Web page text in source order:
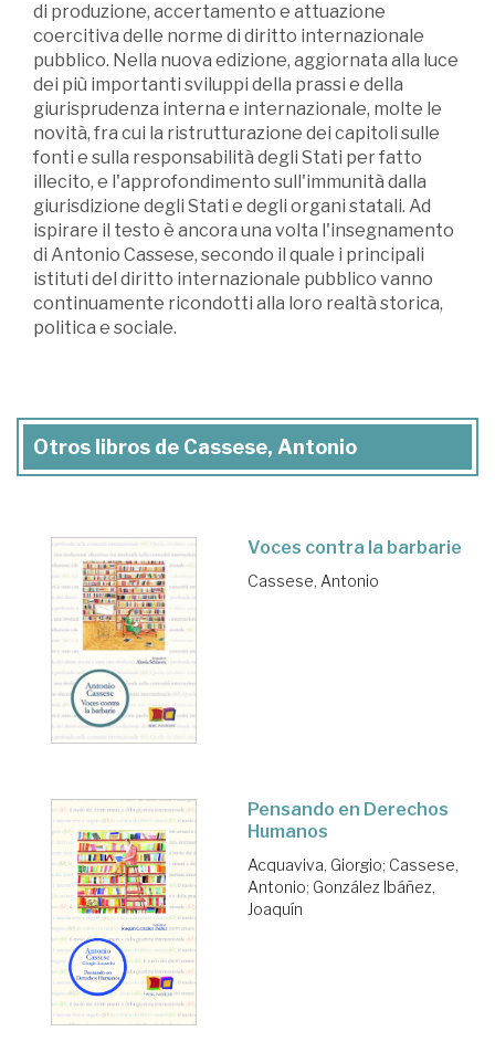
di produzione, accertamento e attuazione
coercitiva delle norme di diritto internazionale
pubblico. Nella nuova edizione, aggiornata alla luce
dei più importanti sviluppi della prassi e della
giurisprudenza interna e internazionale, molte le
novità, fra cui la ristrutturazione dei capitoli sulle
fonti e sulla responsabilità degli Stati per fatto
illecito, e l'approfondimento sull'immunità dalla
giurisdizione degli Stati e degli organi statali. Ad
ispirare il testo è ancora una volta l'insegnamento
di Antonio Cassese, secondo il quale i principali
istituti del diritto internazionale pubblico vanno
continuamente ricondotti alla loro realtà storica,
politica e sociale.
Otros libros de Cassese, Antonio
Voces contra la barbarie
Cassese, Antonio
Pensando en Derechos
Humanos
Acquaviva, Giorgio; Cassese,
Antonio; González Ibáñez,
Joaquín